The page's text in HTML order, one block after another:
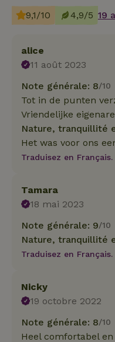
9,1/10 4,9/5 19
alice
11 août 2023
Note générale: 8/10
Tot in de punten
Vriendelijke
Nature, tranquillité
Het was voor ons
Traduisez en Français.
Tamara
18 mai 2023
Note générale: 9/10
Nature, tranquillité
Traduisez en Français.
Nicky
19 octobre 2022
Note générale: 8/10
Heel comfortabel